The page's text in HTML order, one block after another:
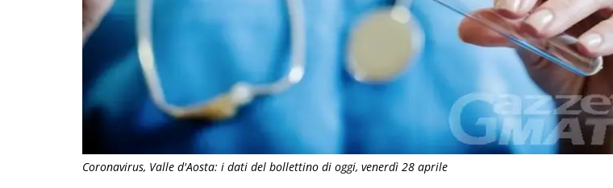
Coronavirus, Valle d'Aosta: i dati del bollettino di oggi, venerdì 28 aprile